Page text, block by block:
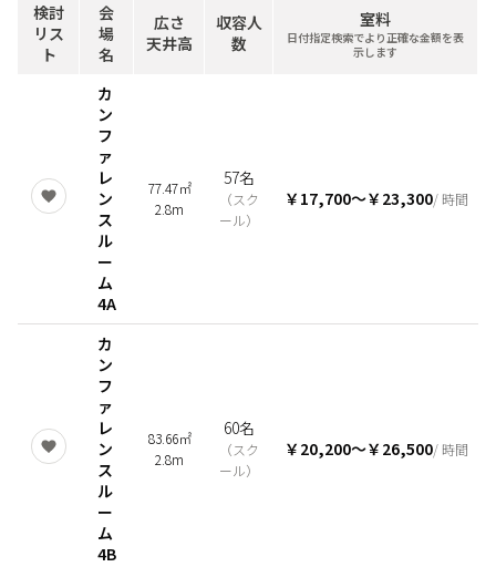
検討
リス
ト
会
場
名
広さ
天井高
収容人
数
室料
日付指定検索でより正確な金額を表
示します
カ
ン
フ
ァ
レ
ン
ス
ル
ー
ム
4A
77.47㎡
2.8m
57名
（スク
ール）
￥17,700〜￥23,300/ 時間
カ
ン
フ
ァ
レ
ン
ス
ル
ー
ム
4B
83.66㎡
2.8m
60名
（スク
ール）
￥20,200〜￥26,500/ 時間